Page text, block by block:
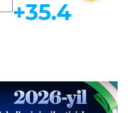
Ob-havo
+35.4